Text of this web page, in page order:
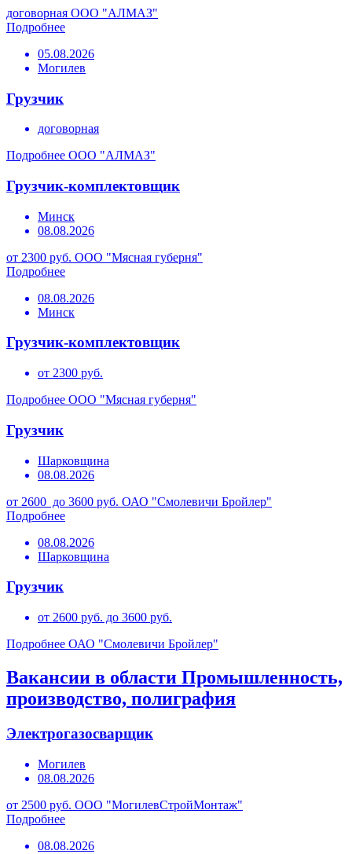
договорная ООО "АЛМАЗ"
Подробнее
05.08.2026
Могилев
Грузчик
договорная
Подробнее ООО "АЛМАЗ"
Грузчик-комплектовщик
Минск
08.08.2026
от 2300 руб. ООО "Мясная губерня"
Подробнее
08.08.2026
Минск
Грузчик-комплектовщик
от 2300 руб.
Подробнее ООО "Мясная губерня"
Грузчик
Шарковщина
08.08.2026
от 2600 до 3600 руб. ОАО "Смолевичи Бройлер"
Подробнее
08.08.2026
Шарковщина
Грузчик
от 2600 руб. до 3600 руб.
Подробнее ОАО "Смолевичи Бройлер"
Вакансии в области Промышленность,
производство, полиграфия
Электрогазосварщик
Могилев
08.08.2026
от 2500 руб. ООО "МогилевСтройМонтаж"
Подробнее
08.08.2026